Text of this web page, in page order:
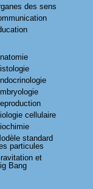
des sens
cellulaire
standard
particules
et
Bang